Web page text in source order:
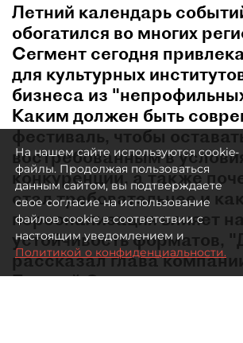
Летний календарь
обогатился во многих
Сегмент сегодня
для культурных
бизнеса из
Каким должен быть
фестиваль, чтобы
востребованным в
конкуренции, а также
стал требовательнее и как
персонализация влияет
устойчивость форматов,
рассказал глава
Евгений Сидоров.
На нашем сайте используются cookie-
файлы. Продолжая пользоваться
данным сайтом, вы подтверждаете
свое согласие на использование
файлов cookie в соответствии с
настоящим уведомлением и
Политикой о конфиденциальности.